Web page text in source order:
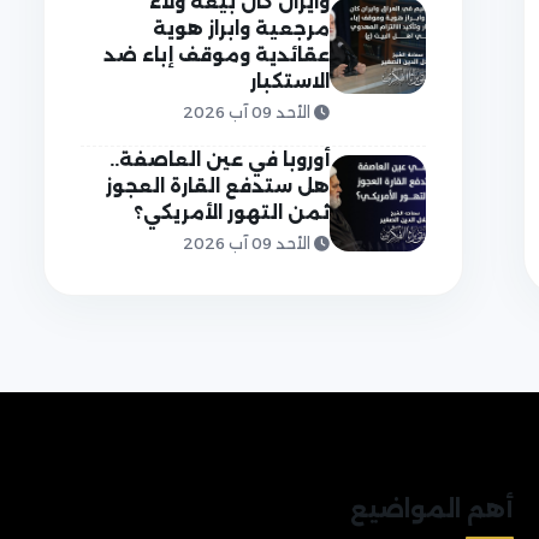
مرجعية وابراز هوية
عقائدية وموقف إباء ضد
الاستكبار
الأحد 09 آب 2026
أوروبا في عين العاصفة..
هل ستدفع القارة العجوز
ثمن التهور الأمريكي؟
الأحد 09 آب 2026
أهم المواضيع